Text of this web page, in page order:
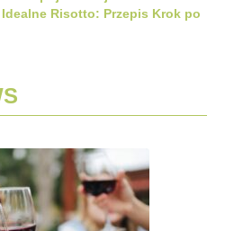
Risotto: Przepis Krok po